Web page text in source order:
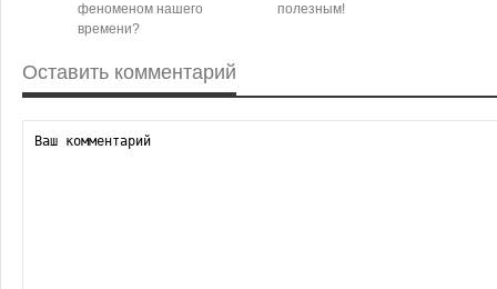
феноменом нашего
времени?
полезным!
Оставить комментарий